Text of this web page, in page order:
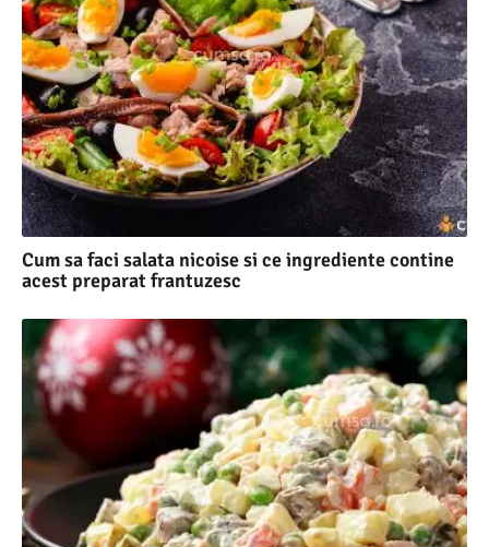
Cum sa faci salata nicoise si ce ingrediente contine
acest preparat frantuzesc